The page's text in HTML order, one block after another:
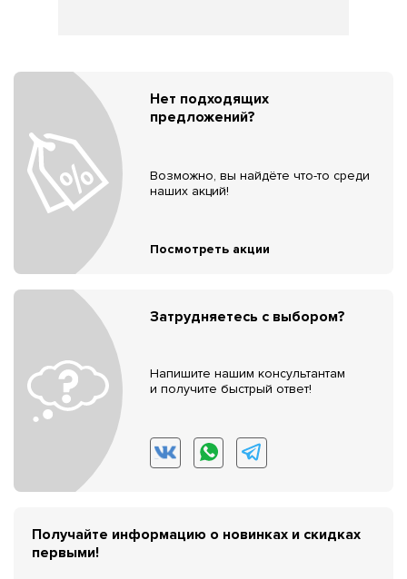
Нет подходящих
предложений?
Возможно, вы найдёте что-то среди
наших акций!
Посмотреть акции
Затрудняетесь с выбором?
Напишите нашим консультантам
и получите быстрый ответ!
Получайте информацию о новинках и скидках
первыми!